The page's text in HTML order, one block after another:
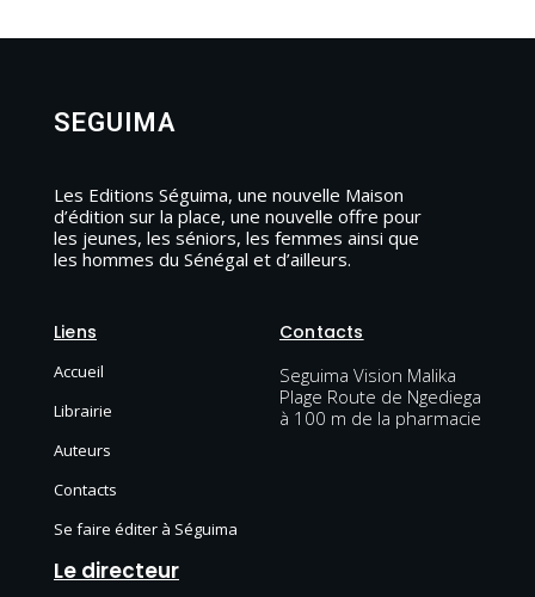
SEGUIMA
Les Editions Séguima, une nouvelle Maison
d’édition sur la place, une nouvelle offre pour
les jeunes, les séniors, les femmes ainsi que
les hommes du Sénégal et d’ailleurs.
Liens
Accueil
Librairie
Auteurs
Contacts
Se faire éditer à Séguima
Contacts
Seguima Vision Malika
Plage Route de Ngediega
à 100 m de la pharmacie
Le directeur